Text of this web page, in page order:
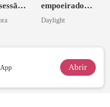
empoeirado
brilha
Daylight
Abrir